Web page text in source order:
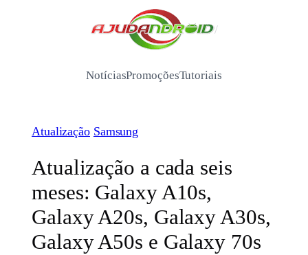
/
NotíciasPromoçõesTutoriais
Atualização Samsung
Atualização a cada seis
meses: Galaxy A10s,
Galaxy A20s, Galaxy A30s,
Galaxy A50s e Galaxy 70s